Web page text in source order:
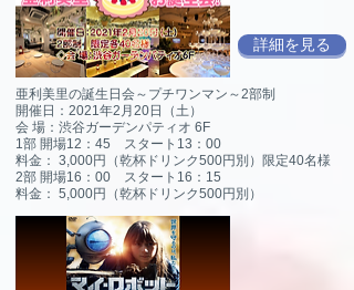
詳細を見る
亜利美里の誕生日会～プチワンマン～2部制
開催日：2021年2月20日（土）
会 場：渋谷ガーデンパティオ 6F
1部 開場12：45 スタート13：00
料金： 3,000円（乾杯ドリンク500円別）限定40名様
2部 開場16：00 スタート16：15
料金： 5,000円（乾杯ドリンク500円別）